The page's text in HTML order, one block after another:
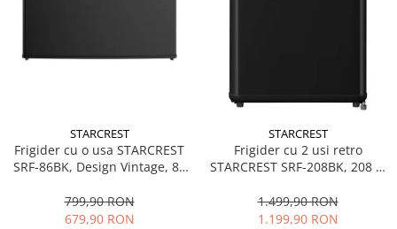
STARCREST
Frigider cu o usa STARCREST
SRF-86BK, Design Vintage, 85
interioara, H 84 cm, Negru
799,90 RON
679,90 RON
STARCREST
Frigider cu 2 usi retro
STARCREST SRF-208BK, 208 L,
Iluminare LED, Termostat
Reglabil, H 147 cm, Negru
1.499,90 RON
1.199,90 RON